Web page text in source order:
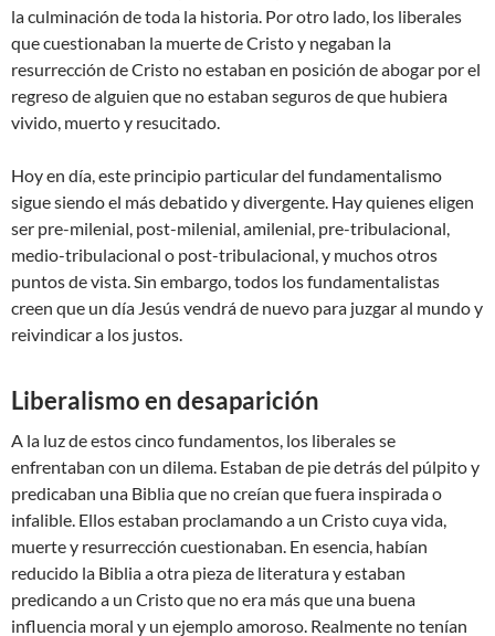
la culminación de toda la historia. Por otro lado, los liberales
que cuestionaban la muerte de Cristo y negaban la
resurrección de Cristo no estaban en posición de abogar por el
regreso de alguien que no estaban seguros de que hubiera
vivido, muerto y resucitado.
Hoy en día, este principio particular del fundamentalismo
sigue siendo el más debatido y divergente. Hay quienes eligen
ser pre-milenial, post-milenial, amilenial, pre-tribulacional,
medio-tribulacional o post-tribulacional, y muchos otros
puntos de vista. Sin embargo, todos los fundamentalistas
creen que un día Jesús vendrá de nuevo para juzgar al mundo y
reivindicar a los justos.
Liberalismo en desaparición
A la luz de estos cinco fundamentos, los liberales se
enfrentaban con un dilema. Estaban de pie detrás del púlpito y
predicaban una Biblia que no creían que fuera inspirada o
infalible. Ellos estaban proclamando a un Cristo cuya vida,
muerte y resurrección cuestionaban. En esencia, habían
reducido la Biblia a otra pieza de literatura y estaban
predicando a un Cristo que no era más que una buena
influencia moral y un ejemplo amoroso. Realmente no tenían